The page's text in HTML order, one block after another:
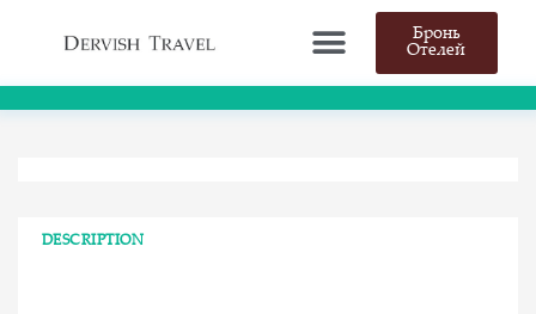
Бронь
Отелей
DESCRIPTION